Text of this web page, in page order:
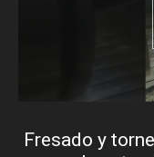
Fresado y